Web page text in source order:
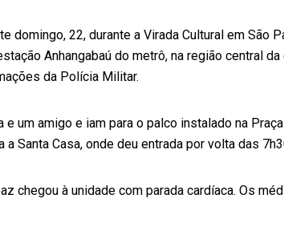
domingo, 22, durante a Virada Cultural em São
Anhangabaú do metrô, na região central da
da Polícia Militar.
e um amigo e iam para o palco instalado na
Santa Casa, onde deu entrada por volta das
chegou à unidade com parada cardíaca. Os